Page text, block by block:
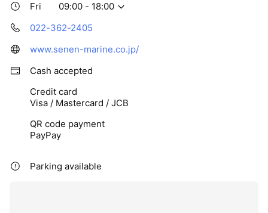
Fri
09:00 - 18:00
022-362-2405
www.senen-marine.co.jp/
Cash accepted
Credit card
Visa / Mastercard / JCB
QR code payment
PayPay
Parking available